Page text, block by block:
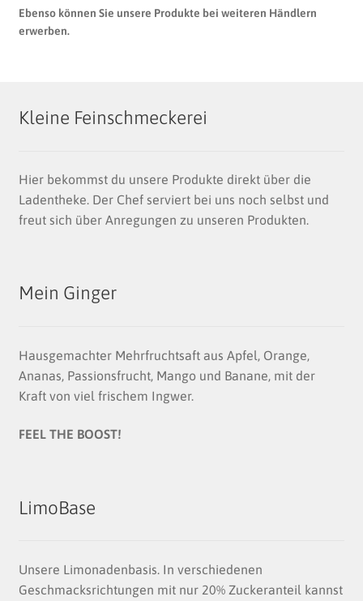
Ebenso können Sie unsere Produkte bei weiteren Händlern
erwerben.
Kleine Feinschmeckerei
Hier bekommst du unsere Produkte direkt über die
Ladentheke. Der Chef serviert bei uns noch selbst und
freut sich über Anregungen zu unseren Produkten.
Mein Ginger
Hausgemachter Mehrfruchtsaft aus Apfel, Orange,
Ananas, Passionsfrucht, Mango und Banane, mit der
Kraft von viel frischem Ingwer.
FEEL THE BOOST!
LimoBase
Unsere Limonadenbasis. In verschiedenen
Geschmacksrichtungen mit nur 20% Zuckeranteil kannst